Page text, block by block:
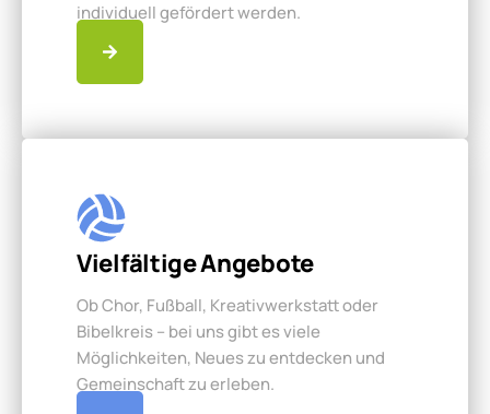
individuell gefördert werden.
Vielfältige Angebote
Ob Chor, Fußball, Kreativwerkstatt oder
Bibelkreis – bei uns gibt es viele
Möglichkeiten, Neues zu entdecken und
Gemeinschaft zu erleben.